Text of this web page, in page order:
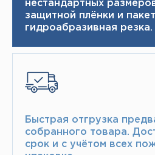
нестандартных
защитной плёнки и
гидроабразивная резка.
Быстрая отгрузка
собранного товара.​
срок и с учётом всех